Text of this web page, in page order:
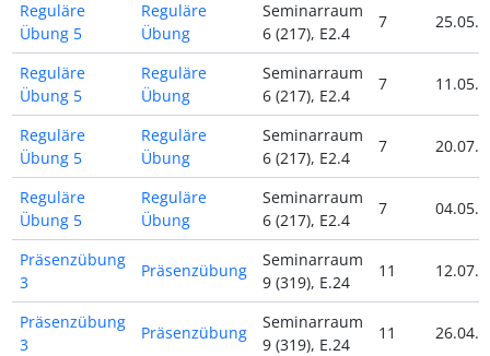
Reguläre
Übung 5
Reguläre
Übung
Seminarraum
6 (217), E2.4
7
Reguläre
Übung 5
Reguläre
Übung
Seminarraum
6 (217), E2.4
7
Reguläre
Übung 5
Reguläre
Übung
Seminarraum
6 (217), E2.4
7
Reguläre
Übung 5
Reguläre
Übung
Seminarraum
6 (217), E2.4
7
Präsenzübung
3
Präsenzübung
Seminarraum
9 (319), E.24
11
Präsenzübung
3
Präsenzübung
Seminarraum
9 (319), E.24
11